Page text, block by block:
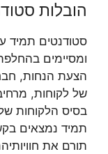
הובלות
סטודנטים תמיד
ומסיימים
הצעת הנחות,
של לקוחות,
בסיס הלקוחות
תמיד נמצאים
תורם את